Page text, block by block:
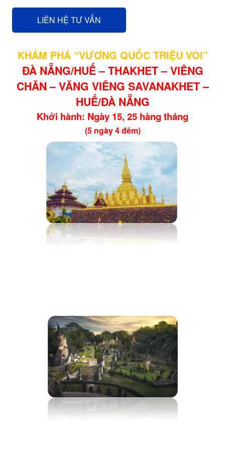
LIÊN HỆ TƯ VẤN
KHÁM PHÁ “VƯƠNG QUỐC TRIỆU VOI”
ĐÀ NẴNG/HUẾ – THAKHET – VIÊNG
CHĂN – VĂNG VIÊNG SAVANAKHET –
HUẾ/ĐÀ NẴNG
Khởi hành: Ngày 15, 25 hàng tháng
(5 ngày 4 đêm)